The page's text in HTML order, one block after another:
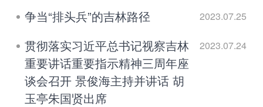
争当“排头兵”的吉林路径 2023.07.25
贯彻落实习近平总书记视察吉林
重要讲话重要指示精神三周年座
谈会召开 景俊海主持并讲话 胡
玉亭朱国贤出席
2023.07.24